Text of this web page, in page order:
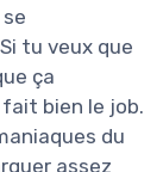
tu veux que
ça
fait bien le job.
du
assez